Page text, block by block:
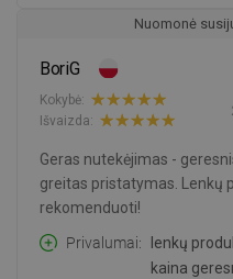
Nuomonė
BoriG
Kokybė:
Išvaizda:
Geras nutekėjimas -
greitas pristatymas. Lenkų
rekomenduoti!
Privalumai
lenkų
kaina